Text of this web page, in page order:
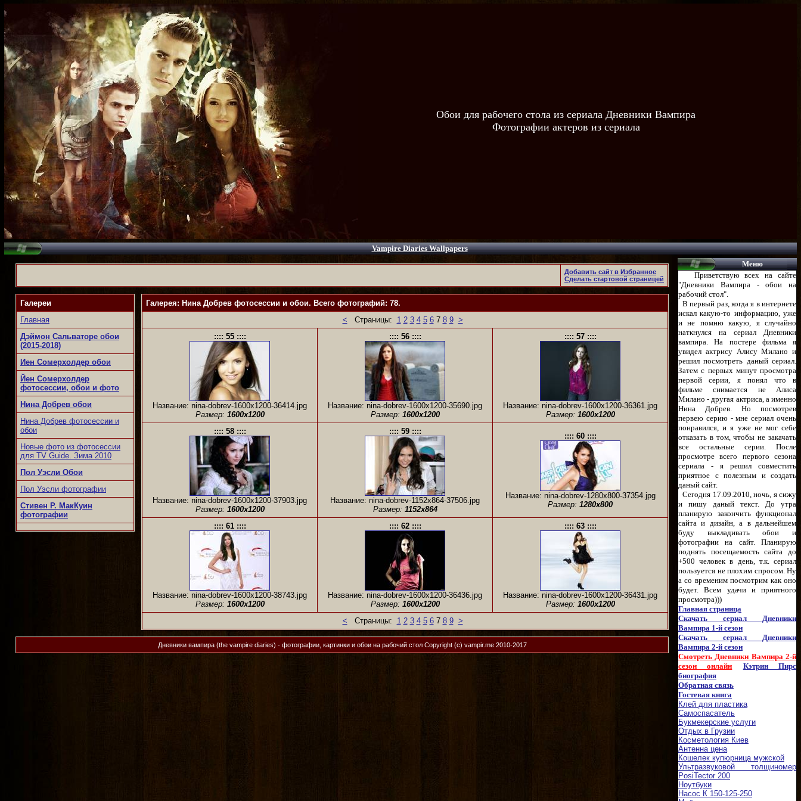
Обои для рабочего стола из сериала Дневники Вампира
Фотографии актеров из сериала
Vampire Diaries Wallpapers
Добавить сайт в Избранное
Сделать стартовой страницей
Галереи
Главная
Дэймон Сальваторе обои
(2015-2018)
Иен Сомерхолдер обои
Йен Сомерхолдер
фотосессии, обои и фото
Нина Добрев обои
Нина Добрев фотосессии и
обои
Новые фото из фотосессии
для TV Guide. Зима 2010
Пол Уэсли Обои
Пол Уэсли фотографии
Стивен Р. МакКуин
фотографии
Галерея: Нина Добрев фотосессии и обои. Всего фотографий: 78.
< Страницы: 1 2 3 4 5 67 8 9 >
:::: 55 ::::
Название: nina-dobrev-1600x1200-36414.jpg
Размер: 1600x1200
:::: 56 ::::
Название: nina-dobrev-1600x1200-35690.jpg
Размер: 1600x1200
:::: 57 ::::
Название: nina-dobrev-1600x1200-36361.jpg
Размер: 1600x1200
:::: 58 ::::
Название: nina-dobrev-1600x1200-37903.jpg
Размер: 1600x1200
:::: 59 ::::
Название: nina-dobrev-1152x864-37506.jpg
Размер: 1152x864
:::: 60 ::::
Название: nina-dobrev-1280x800-37354.jpg
Размер: 1280x800
:::: 61 ::::
Название: nina-dobrev-1600x1200-38743.jpg
Размер: 1600x1200
:::: 62 ::::
Название: nina-dobrev-1600x1200-36436.jpg
Размер: 1600x1200
:::: 63 ::::
Название: nina-dobrev-1600x1200-36431.jpg
Размер: 1600x1200
< Страницы: 1 2 3 4 5 67 8 9 >
Дневники вампира (the vampire diaries) - фотографии, картинки и обои на рабочий столCopyright (c) vampir.me 2010-2017
Меню
Приветствую всех на сайте
"Дневники Вампира - обои на
рабочий стол".
В первый раз, когда я в интернете
искал какую-то информацию, уже
и не помню какую, я случайно
наткнулся на сериал Дневники
вампира. На постере фильма я
увидел актрису Алису Милано и
решил посмотреть даный сериал.
Затем с первых минут просмотра
первой серии, я понял что в
фильме снимается не Алиса
Милано - другая актриса, а именно
Нина Добрев. Но посмотрев
первею серию - мне сериал очень
понравился, и я уже не мог себе
отказать в том, чтобы не закачать
все остальные серии. После
просмотре всего первого сезона
сериала - я решил совместить
приятное с полезным и создать
даный сайт.
Сегодня 17.09.2010, ночь, я сижу
и пишу даный текст. До утра
планирую закончить функционал
сайта и дизайн, а в дальнейшем
буду выкладивать обои и
фотографии на сайт. Планирую
поднять посещаемость сайта до
+500 человек в день, т.к. сериал
пользуется не плохим спросом. Ну
а со временим посмотрим как оно
будет. Всем удачи и приятного
просмотра)))
Главная страница
Скачать сериал Дневники
Вампира 1-й сезон
Скачать сериал Дневники
Вампира 2-й сезон
Смотреть Дневники Вампира 2-й
сезон онлайн
Кэтрин Пирс
биография
Обратная связь
Гостевая книга
Клей для пластика
Самоспасатель
Букмекерские услуги
Отдых в Грузии
Косметология Киев
Антенна цена
Кошелек купюрница мужской
Ультразвуковой толщиномер
PosiTector 200
Ноутбуки
Насос К 150-125-250